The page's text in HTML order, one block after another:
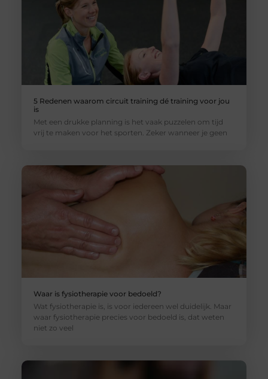
5 Redenen waarom circuit training dé training voor jou
is
Met een drukke planning is het vaak puzzelen om tijd
vrij te maken voor het sporten. Zeker wanneer je geen
Waar is fysiotherapie voor bedoeld?
Wat fysiotherapie is, is voor iedereen wel duidelijk. Maar
waar fysiotherapie precies voor bedoeld is, dat weten
niet zo veel